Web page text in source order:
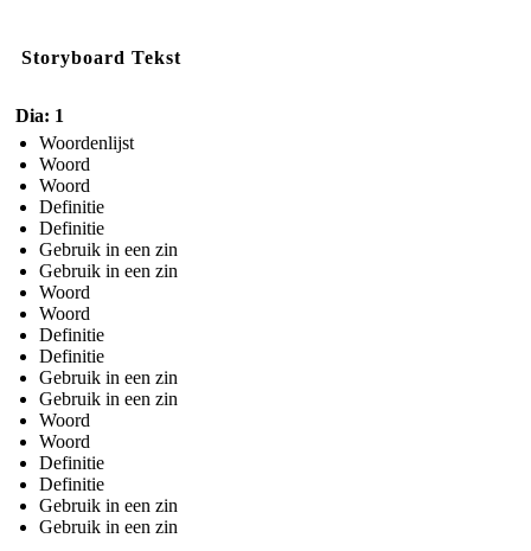
Storyboard Tekst
Dia: 1
Woordenlijst
Woord
Woord
Definitie
Definitie
Gebruik in een zin
Gebruik in een zin
Woord
Woord
Definitie
Definitie
Gebruik in een zin
Gebruik in een zin
Woord
Woord
Definitie
Definitie
Gebruik in een zin
Gebruik in een zin